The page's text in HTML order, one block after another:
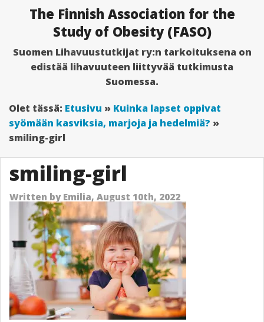
The Finnish Association for the
Study of Obesity (FASO)
Suomen Lihavuustutkijat ry:n tarkoituksena on
edistää lihavuuteen liittyvää tutkimusta
Suomessa.
Olet tässä: Etusivu » Kuinka lapset oppivat
syömään kasviksia, marjoja ja hedelmiä? »
smiling-girl
smiling-girl
Written by Emilia, August 10th, 2022